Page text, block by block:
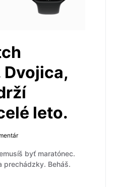
Dvojica,
leto.
byť maratónec.
prechádzky. Beháš.